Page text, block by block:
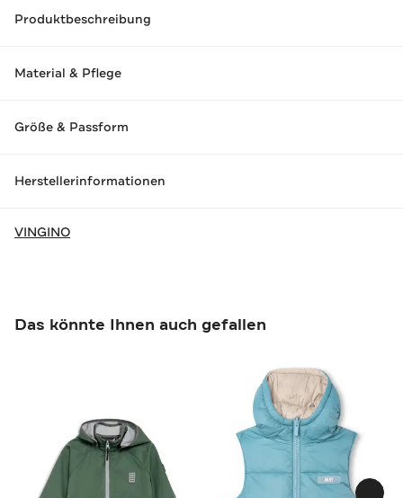
Produktbeschreibung
Material & Pflege
Größe & Passform
Herstellerinformationen
VINGINO
Das könnte Ihnen auch gefallen